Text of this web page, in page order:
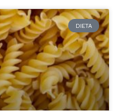
DIETA